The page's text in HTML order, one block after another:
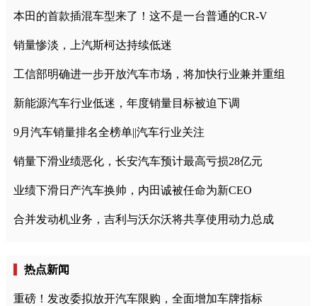
本田的首款插混车型来了！这不是一台普通的CR-V
销量惨淡，上汽斯柯达持续低迷
工信部明确进一步开放汽车市场，将加快行业兼并重组
新能源汽车行业低迷，年度销量目标被迫下调
9月汽车销量排名全榜单||汽车行业关注
销量下滑业绩恶化，长安汽车预计最高亏损28亿元
业绩下滑日产汽车换帅，内田诚被任命为新CEO
合并发动机业务，吉利与沃尔沃将共享使用动力总成
热点新闻
重磅！发改委拟放开汽车限购，全面增加车牌指标